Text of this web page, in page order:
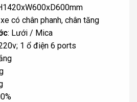
có chân phanh, chân tăng
: Lưới / Mica
1 ổ điện 6 ports